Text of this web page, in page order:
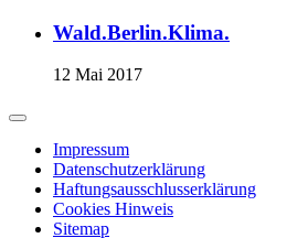
Wald.Berlin.Klima.
12 Mai 2017
Impressum
Datenschutzerklärung
Haftungsausschlusserklärung
Cookies Hinweis
Sitemap